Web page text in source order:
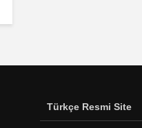
Türkçe Resmi Site